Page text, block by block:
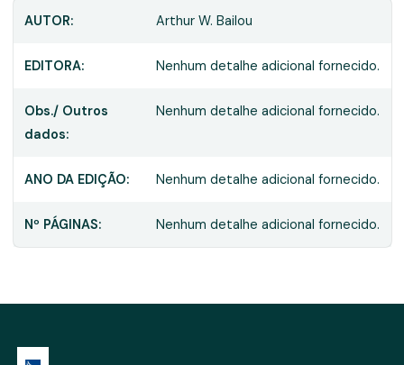
AUTOR: Arthur W. Bailou
EDITORA: Nenhum detalhe adicional fornecido.
Obs./ Outros
dados:
Nenhum detalhe adicional fornecido.
ANO DA EDIÇÃO: Nenhum detalhe adicional fornecido.
Nº PÁGINAS: Nenhum detalhe adicional fornecido.